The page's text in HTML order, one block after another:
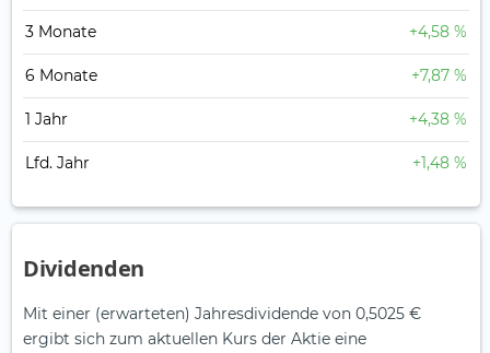
3 Monate +4,58 %
6 Monate +7,87 %
1 Jahr +4,38 %
Lfd. Jahr +1,48 %
Dividenden
Mit einer (erwarteten) Jahresdividende von 0,5025 €
ergibt sich zum aktuellen Kurs der Aktie eine